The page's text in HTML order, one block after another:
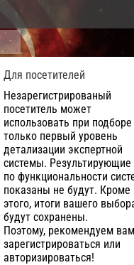
Для посетителей
Незарегистрированый
посетитель может
использовать при подборе
только первый уровень
детализации экспертной
системы. Результирующие
по функциональности
показаны не будут. Кроме
этого, итоги вашего
будут сохранены.
Поэтому, рекомендуем вам
зарегистрироваться или
авторизироваться!